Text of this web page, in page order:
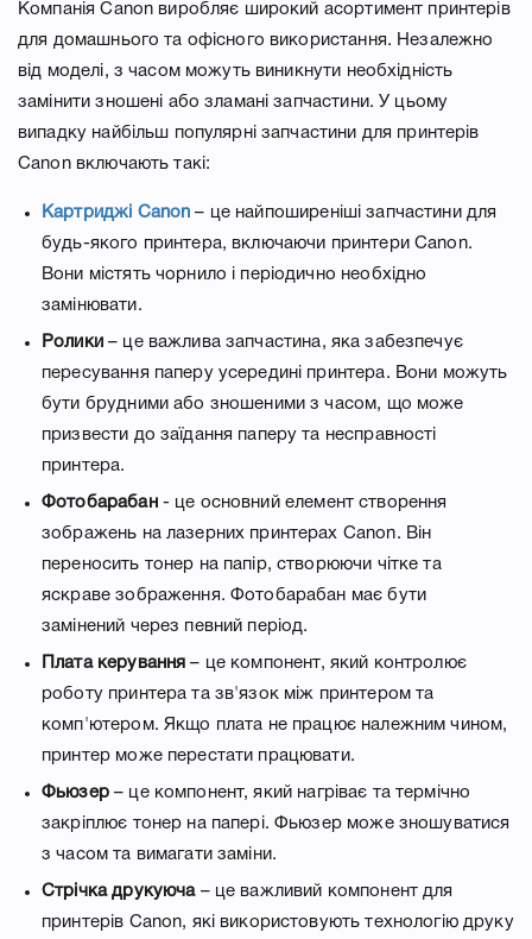
Компанія Canon виробляє широкий асортимент принтерів
для домашнього та офісного використання. Незалежно
від моделі, з часом можуть виникнути необхідність
замінити зношені або зламані запчастини. У цьому
випадку найбільш популярні запчастини для принтерів
Canon включають такі:
Картриджі Canon – це найпоширеніші запчастини для
будь-якого принтера, включаючи принтери Canon.
Вони містять чорнило і періодично необхідно
замінювати.
Ролики– це важлива запчастина, яка забезпечує
пересування паперу усередині принтера. Вони можуть
бути брудними або зношеними з часом, що може
призвести до заїдання паперу та несправності
принтера.
Фотобарабан- це основний елемент створення
зображень на лазерних принтерах Canon. Він
переносить тонер на папір, створюючи чітке та
яскраве зображення. Фотобарабан має бути
замінений через певний період.
Плата керування – це компонент, який контролює
роботу принтера та зв'язок між принтером та
комп'ютером. Якщо плата не працює належним чином,
принтер може перестати працювати.
Фьюзер– це компонент, який нагріває та термічно
закріплює тонер на папері. Фьюзер може зношуватися
з часом та вимагати заміни.
Стрічка друкуюча– це важливий компонент для
принтерів Canon, які використовують технологію друку